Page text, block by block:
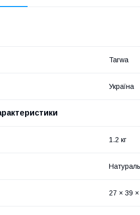
Tarwa
Україна
1.2 кг
27 × 39